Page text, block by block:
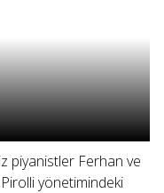
piyanistler Ferhan ve
yönetimindeki